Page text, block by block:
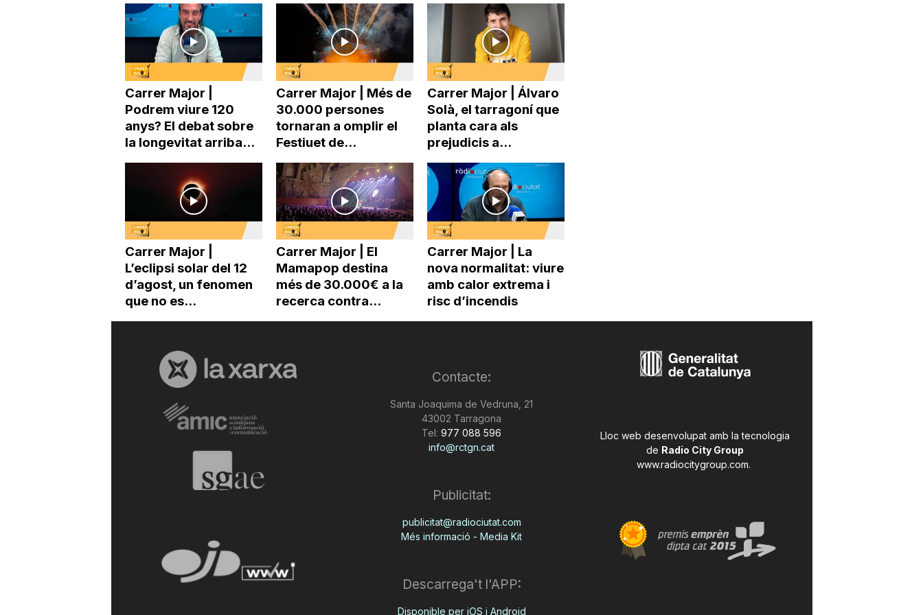
Carrer Major |
Podrem viure 120
anys? El debat sobre
la longevitat arriba...
Carrer Major | Més de
30.000 persones
tornaran a omplir el
Festiuet de...
Carrer Major | Álvaro
Solà, el tarragoní que
planta cara als
prejudicis a...
Carrer Major |
L’eclipsi solar del 12
d’agost, un fenomen
que no es...
Carrer Major | El
Mamapop destina
més de 30.000€ a la
recerca contra...
Carrer Major | La
nova normalitat: viure
amb calor extrema i
risc d’incendis
Contacte:
Santa Joaquima de Vedruna, 21
43002 Tarragona
Tel: 977 088 596
info@rctgn.cat
Publicitat:
publicitat@radiociutat.com
Més informació - Media Kit
Descarrega't l'APP:
Disponible per iOS i Android
Lloc web desenvolupat amb la tecnologia
de Radio City Group
www.radiocitygroup.com.